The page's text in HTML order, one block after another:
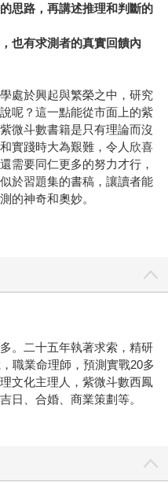
思路，再講述推理和判斷的
也有求測者的真實回饋內
處於興起與繁榮之中，研究
呢？這一點能從市面上的紫
微斗數書籍是只有理論而沒
實踐時大為艱難，令人欣喜
需要同仁更多的努力才行，
於習題集的書稿，讓讀者能
的神奇和奧妙。
。二十五年執著求索，精研
職業命理師，預測實戰20多
文化主理人，紫微斗數西鳳
日、合婚、商業策劃等。